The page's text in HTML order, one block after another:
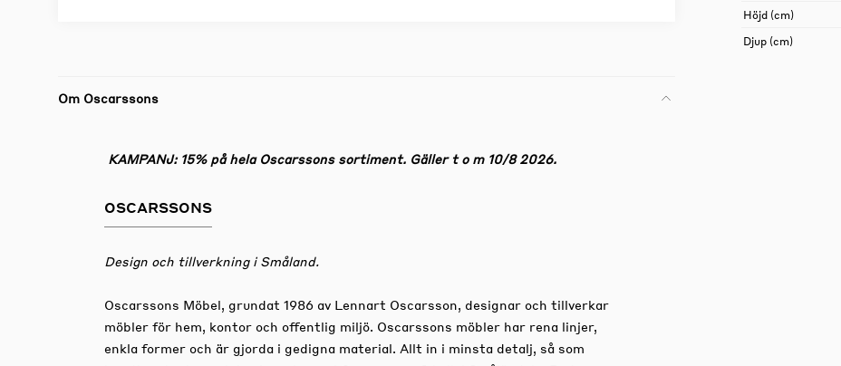
Om Oscarssons
KAMPANJ: 15% på hela Oscarssons sortiment. Gäller t o m 10/8 2026.
OSCARSSONS
Design och tillverkning i Småland.
Oscarssons Möbel, grundat 1986 av Lennart Oscarsson, designar och tillverkar
möbler för hem, kontor och offentlig miljö. Oscarssons möbler har rena linjer,
enkla former och är gjorda i gedigna material. Allt in i minsta detalj, så som
Höjd (cm)
Djup (cm)